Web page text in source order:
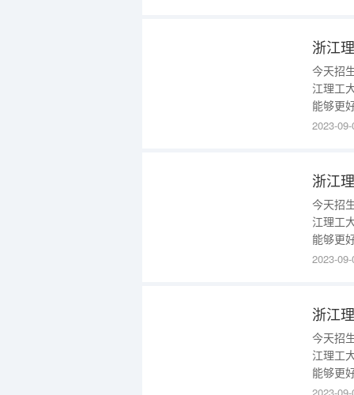
年）1
今天招
江理工
能够更
是多少
物理类
2023-
今天招
江理工
能够更
是多少
年）1
2023-
今天招
江理工
能够更
是多少